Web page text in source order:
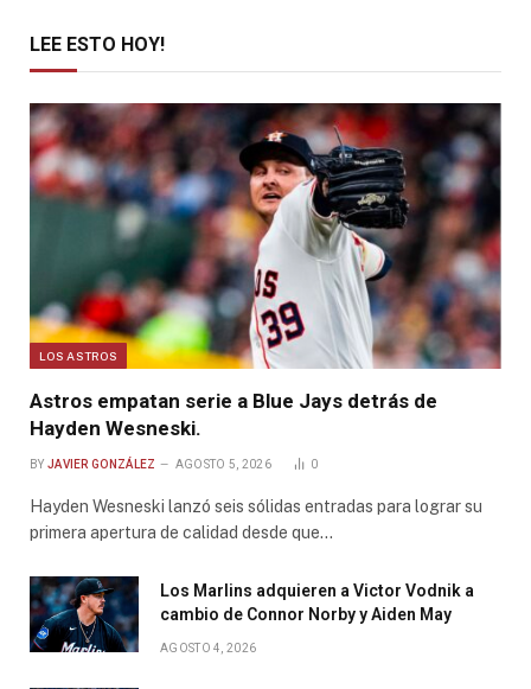
LEE ESTO HOY!
LOS ASTROS
Astros empatan serie a Blue Jays detrás de
Hayden Wesneski.
BY JAVIER GONZÁLEZ AGOSTO 5, 2026 0
Hayden Wesneski lanzó seis sólidas entradas para lograr su
primera apertura de calidad desde que…
Los Marlins adquieren a Victor Vodnik a
cambio de Connor Norby y Aiden May
AGOSTO 4, 2026